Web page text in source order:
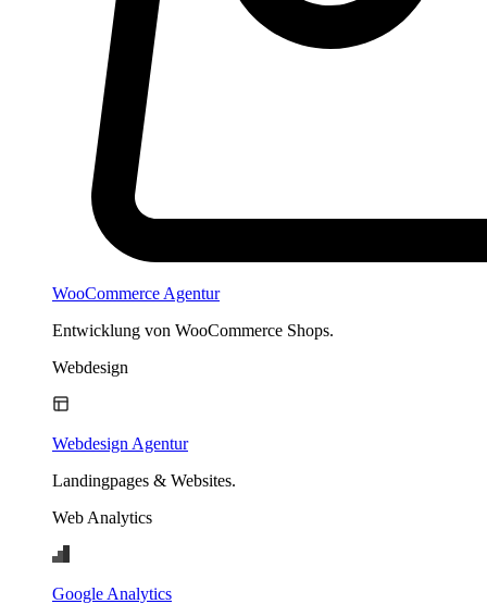
WooCommerce Agentur
Entwicklung von WooCommerce Shops.
Webdesign
Webdesign Agentur
Landingpages & Websites.
Web Analytics
Google Analytics